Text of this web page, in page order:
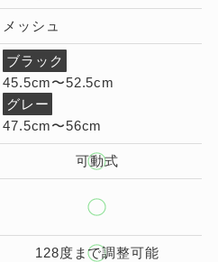
メッシュ
ブラック
45.5cm〜52.5cm
グレー
47.5cm〜56cm
可動式
128度まで調整可能